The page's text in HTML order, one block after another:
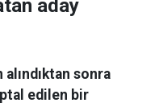
aday
sonra
edilen bir